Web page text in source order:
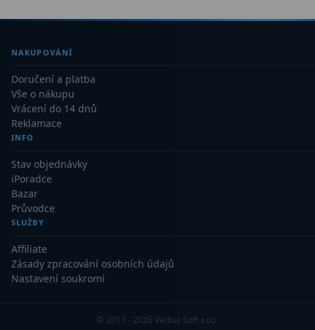
Sekundární zrcadla
Adaptéry k okulárovým
výtahům
Kompaktní
Turistické
Pro pozorování přírody a
ornitologie17
NAKUPOVÁNÍ
Doručení a platba
Vše o nákupu
Vrácení do 14 dnů
Reklamace
INFO
Stav objednávky
iPoradce
Bazar
Průvodce
SLUŽBY
Affiliate
Zásady zpracování osobních údajů
Nastavení soukromí
© 2013 - 2026 Vedius Soft s.r.o.